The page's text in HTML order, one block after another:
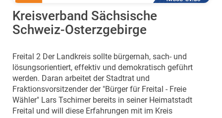
Kreisverband Sächsische
Schweiz-Osterzgebirge
Freital 2 Der Landkreis sollte bürgernah, sach- und
lösungsorientiert, effektiv und demokratisch geführt
werden. Daran arbeitet der Stadtrat und
Fraktionsvorsitzender der "Bürger für Freital - Freie
Wähler" Lars Tschirner bereits in seiner Heimatstadt
Freital und will diese Erfahrungen mit im Kreis